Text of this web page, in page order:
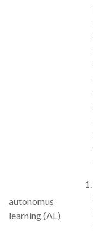
autonomus
learning (AL)